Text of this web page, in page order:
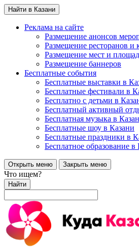
Найти в Казани
Реклама на сайте
Размещение анонсов
Размещение ресторанов и
Размещение мест и
Размещение баннеров
Бесплатные события
Бесплатные выставки в
Бесплатные фестивали в
Бесплатно с детьми в
Бесплатный активный
Бесплатная музыка в
Бесплатные шоу в Казани
Бесплатные праздники в
Бесплатное образование в
Открыть меню Закрыть меню
Что ищем?
Найти